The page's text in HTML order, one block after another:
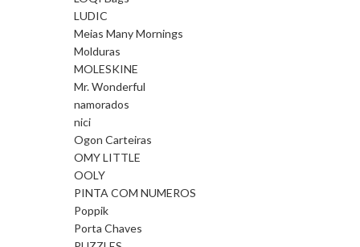
LUDIC
Meias Many Mornings
Molduras
MOLESKINE
Mr. Wonderful
namorados
nici
Ogon Carteiras
OMY LITTLE
OOLY
PINTA COM NUMEROS
Poppik
Porta Chaves